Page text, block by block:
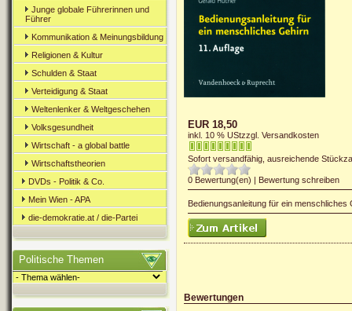
Junge globale Führerinnen und
Führer
Kommunikation & Meinungsbildung
Religionen & Kultur
Schulden & Staat
Verteidigung & Staat
Weltenlenker & Weltgeschehen
Volksgesundheit
Wirtschaft - a global battle
Wirtschaftstheorien
DVDs - Politik & Co.
Mein Wien - APA
die-demokratie.at / die-Partei
Politische Themen
EUR 18,50
inkl. 10 % UStzzgl. Versandkosten
Sofort versandfähig, ausreichende
0 Bewertung(en) | Bewertung schreiben
Bedienungsanleitung für ein
Bewertungen